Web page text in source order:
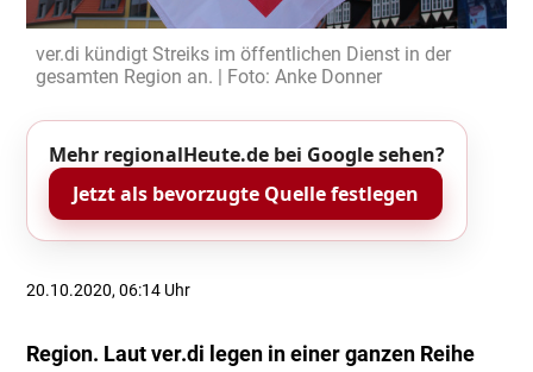
ver.di kündigt Streiks im öffentlichen Dienst in der
gesamten Region an. | Foto: Anke Donner
Mehr regionalHeute.de bei Google sehen?
Jetzt als bevorzugte Quelle festlegen
20.10.2020, 06:14 Uhr
Region. Laut ver.di legen in einer ganzen Reihe